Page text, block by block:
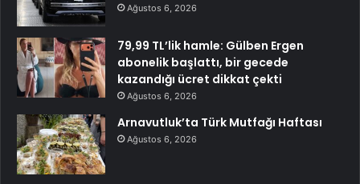
Ağustos 6, 2026
79,99 TL’lik hamle: Gülben Ergen
abonelik başlattı, bir gecede
kazandığı ücret dikkat çekti
Ağustos 6, 2026
Arnavutluk’ta Türk Mutfağı Haftası
Ağustos 6, 2026